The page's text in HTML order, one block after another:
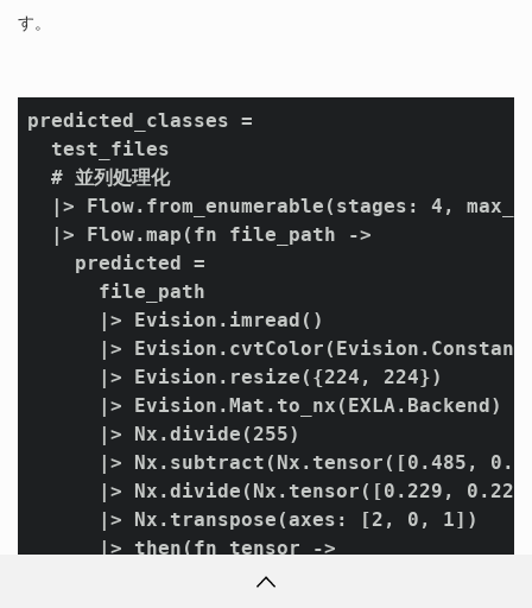
す。
predicted_classes =
  test_files
  # 並列処理化
|> Flow.from_enumerable(stages: 4,
  |> Flow.map(fn file_path ->
    predicted =
      file_path
      |> Evision.imread()
|>
      |> Evision.resize({224, 224})
      |> Evision.Mat.to_nx(EXLA.Backend)
      |> Nx.divide(255)
|> Nx.subtract(Nx.tensor([0.485,
|> Nx.divide(Nx.tensor([0.229,
      |> Nx.transpose(axes: [2, 0, 1])
      |> then(fn tensor ->